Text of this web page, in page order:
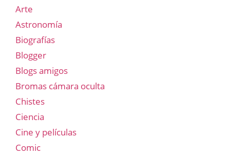
Arte
Astronomía
Biografías
Blogger
Blogs amigos
Bromas cámara oculta
Chistes
Ciencia
Cine y películas
Comic